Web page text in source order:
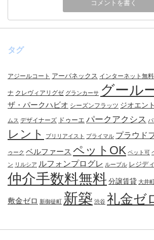
タグ
アジールコート アーバネックス インターネット無料
ナ クレヴィアリグゼ グランカーサ グール
ザ・パークハビオ シーズンフラッツ ジオエント
ムス デザイナーズ ドゥーエ パークアクシス
レント
ブリリアイスト プライマル プラウド
ゥーク ベルファース ペットOK ペット可
ン リルシア ルフォンプログレ ルーブル レジデ
仲介手数料無料 分譲賃貸 大井町
敷金ゼロ 新御徒町 新築 渋谷 礼金ゼ